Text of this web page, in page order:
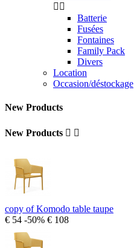
 
Batterie
Fusées
Fontaines
Family Pack
Divers
Location
Occasion/déstockage
New Products
New Products  
copy of Komodo table taupe
€ 54 -50% € 108